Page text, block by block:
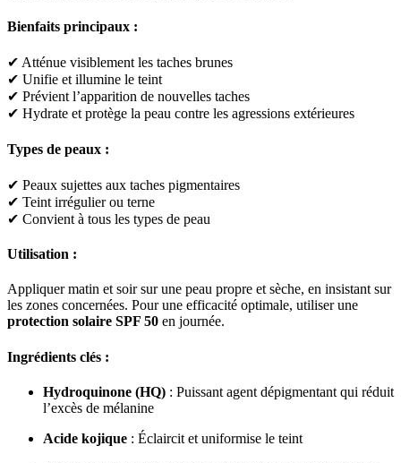
Bienfaits principaux :
✔ Atténue visiblement les taches brunes
✔ Unifie et illumine le teint
✔ Prévient l’apparition de nouvelles taches
✔ Hydrate et protège la peau contre les agressions extérieures
Types de peaux :
✔ Peaux sujettes aux taches pigmentaires
✔ Teint irrégulier ou terne
✔ Convient à tous les types de peau
Utilisation :
Appliquer matin et soir sur une peau propre et sèche, en insistant sur
les zones concernées. Pour une efficacité optimale, utiliser une
protection solaire SPF 50 en journée.
Ingrédients clés :
Hydroquinone (HQ) : Puissant agent dépigmentant qui réduit
l’excès de mélanine
Acide kojique : Éclaircit et uniformise le teint